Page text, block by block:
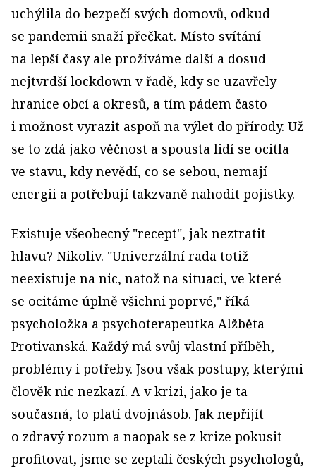
uchýlila do bezpečí svých domovů, odkud
se pandemii snaží přečkat. Místo svítání
na lepší časy ale prožíváme další a dosud
nejtvrdší lockdown v řadě, kdy se uzavřely
hranice obcí a okresů, a tím pádem často
i možnost vyrazit aspoň na výlet do přírody. Už
se to zdá jako věčnost a spousta lidí se ocitla
ve stavu, kdy nevědí, co se sebou, nemají
energii a potřebují takzvaně nahodit pojistky.
Existuje všeobecný "recept", jak neztratit
hlavu? Nikoliv. "Univerzální rada totiž
neexistuje na nic, natož na situaci, ve které
se ocitáme úplně všichni poprvé," říká
psycholožka a psychoterapeutka Alžběta
Protivanská. Každý má svůj vlastní příběh,
problémy i potřeby. Jsou však postupy, kterými
člověk nic nezkazí. A v krizi, jako je ta
současná, to platí dvojnásob. Jak nepřijít
o zdravý rozum a naopak se z krize pokusit
profitovat, jsme se zeptali českých psychologů,